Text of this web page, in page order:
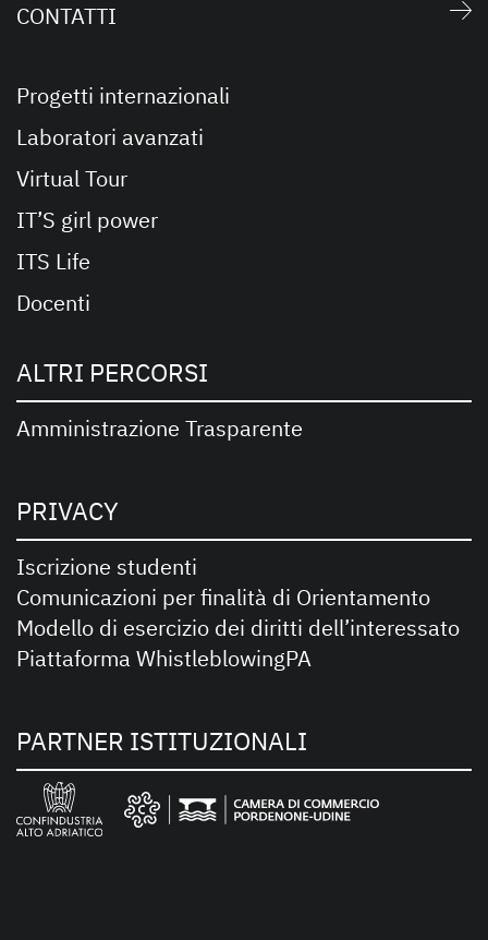
CONTATTI
Progetti internazionali
Laboratori avanzati
Virtual Tour
IT’S girl power
ITS Life
Docenti
ALTRI PERCORSI
Amministrazione Trasparente
PRIVACY
Iscrizione studenti
Comunicazioni per finalità di Orientamento
Modello di esercizio dei diritti dell’interessato
Piattaforma WhistleblowingPA
PARTNER ISTITUZIONALI